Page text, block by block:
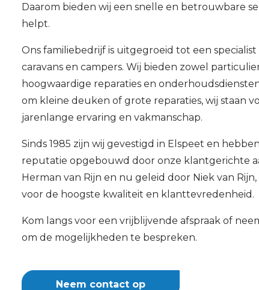
Daarom bieden wij een snelle en betrouwbare
helpt.
Ons familiebedrijf is uitgegroeid tot een
caravans en campers. Wij bieden zowel
hoogwaardige reparaties en
om kleine deuken of grote reparaties, wij staan
jarenlange ervaring en vakmanschap.
Sinds 1985 zijn wij gevestigd in Elspeet en
reputatie opgebouwd door onze klantgerichte
Herman van Rijn en nu geleid door Niek van
voor de hoogste kwaliteit en klanttevredenheid.
Kom langs voor een vrijblijvende afspraak of
om de mogelijkheden te bespreken.
Neem contact op